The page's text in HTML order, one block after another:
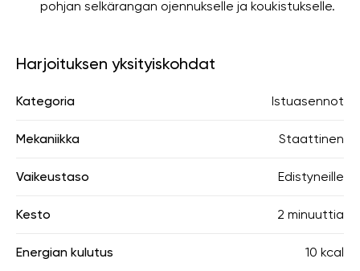
pohjan selkärangan ojennukselle ja koukistukselle.
Harjoituksen yksityiskohdat
Kategoria Istuasennot
Mekaniikka Staattinen
Vaikeustaso Edistyneille
Kesto 2 minuuttia
Energian kulutus 10 kcal